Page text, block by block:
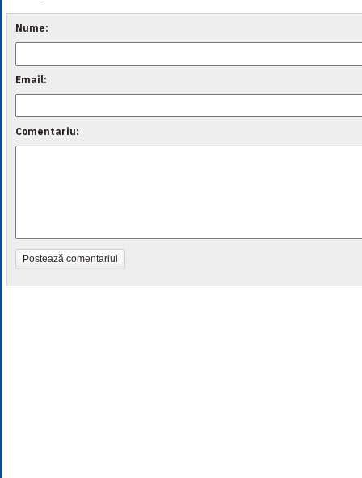
Nume:
Email:
Comentariu:
Postează comentariul